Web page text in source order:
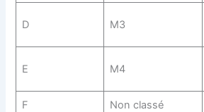
D M3
E M4
F Non classé